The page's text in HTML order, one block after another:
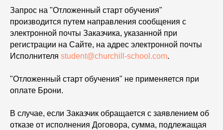
Запрос на "Отложенный старт обучения"
производится путем направления сообщения с
электронной почты Заказчика, указанной при
регистрации на Сайте, на адрес электронной почты
Исполнителя student@churchill-school.com.
"Отложенный старт обучения" не применяется при
оплате Брони.
В случае, если Заказчик обращается с заявлением об
отказе от исполнения Договора, сумма, подлежащая